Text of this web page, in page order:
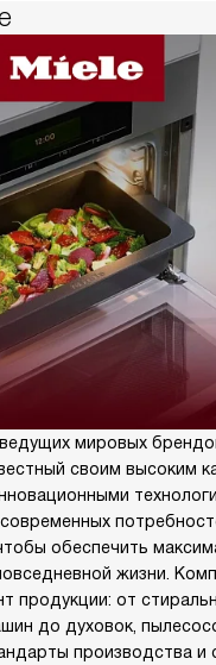
мировых
своим высоким
обеспечить
жизни.
продукции: от
до духовок,
производства и